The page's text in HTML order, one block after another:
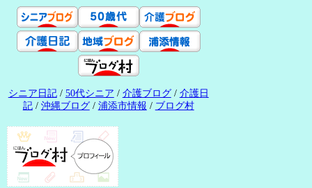
シニア日記/ 50代シニア / 介護ブログ/ 介護日
記/ 沖縄ブログ/ 浦添市情報 / ブログ村